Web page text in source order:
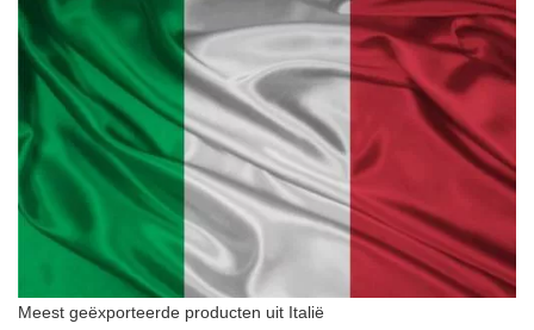
Meest geëxporteerde producten uit Italië